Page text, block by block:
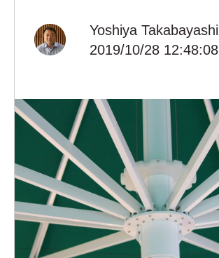
Yoshiya Takabayashi
2019/10/28 12:48:08